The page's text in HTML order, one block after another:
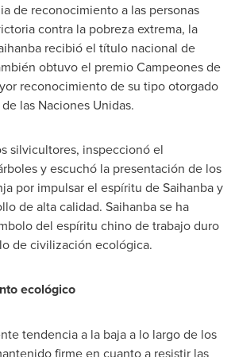
de reconocimiento a las personas
contra la pobreza extrema, la
recibió el título nacional de
obtuvo el premio Campeones de
reconocimiento de su tipo otorgado
las Naciones Unidas.
silvicultores, inspeccionó el
y escuchó la presentación de los
por impulsar el espíritu de Saihanba y
de alta calidad. Saihanba se ha
del espíritu chino de trabajo duro
de civilización ecológica.
ecológico
tendencia a la baja a lo largo de los
firme en cuanto a resistir las